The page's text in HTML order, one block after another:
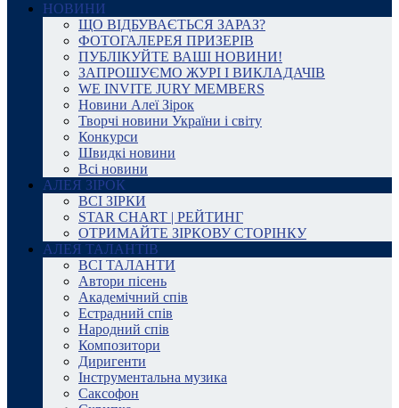
НОВИНИ
ЩО ВІДБУВАЄТЬСЯ ЗАРАЗ?
ФОТОГАЛЕРЕЯ ПРИЗЕРІВ
ПУБЛІКУЙТЕ ВАШІ НОВИНИ!
ЗАПРОШУЄМО ЖУРІ І ВИКЛАДАЧІВ
WE INVITE JURY MEMBERS
Новини Алеї Зірок
Творчі новини України і світу
Конкурси
Швидкі новини
Всі новини
АЛЕЯ ЗІРОК
ВСІ ЗІРКИ
STAR CHART | РЕЙТИНГ
ОТРИМАЙТЕ ЗІРКОВУ СТОРІНКУ
АЛЕЯ ТАЛАНТІВ
ВСІ ТАЛАНТИ
Автори пісень
Академічний спів
Естрадний спів
Народний спів
Композитори
Диригенти
Інструментальна музика
Саксофон